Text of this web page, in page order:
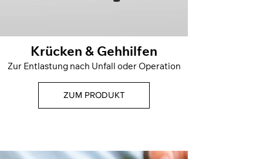
Krücken & Gehhilfen
Zur Entlastung nach Unfall oder Operation
ZUM PRODUKT